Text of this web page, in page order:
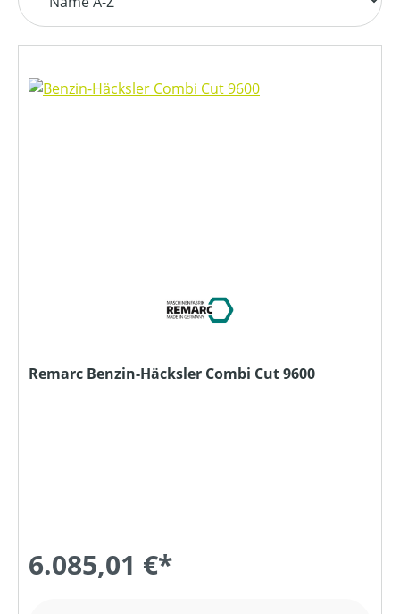
Remarc Benzin-Häcksler Combi Cut 9600
6.085,01 €*